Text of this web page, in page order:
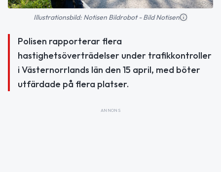
Illustrationsbild: Notisen Bildrobot - Bild Notisen
Polisen rapporterar flera
hastighetsöverträdelser under trafikkontroller
i Västernorrlands län den 15 april, med böter
utfärdade på flera platser.
ANNONS